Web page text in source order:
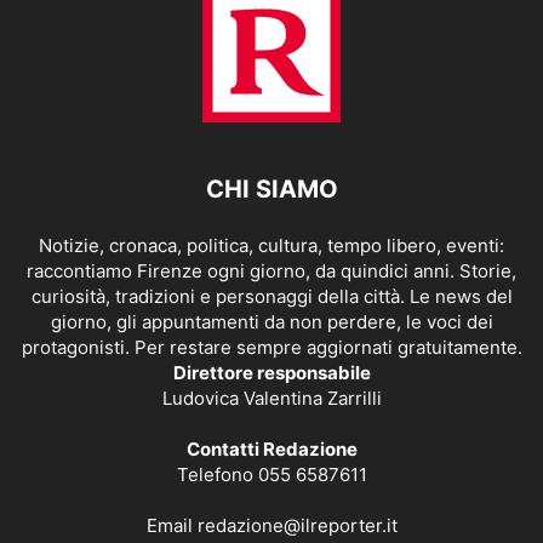
CHI SIAMO
Notizie, cronaca, politica, cultura, tempo libero, eventi:
raccontiamo Firenze ogni giorno, da quindici anni. Storie,
curiosità, tradizioni e personaggi della città. Le news del
giorno, gli appuntamenti da non perdere, le voci dei
protagonisti. Per restare sempre aggiornati gratuitamente.
Direttore responsabile
Ludovica Valentina Zarrilli
Contatti Redazione
Telefono 055 6587611
Email redazione@ilreporter.it